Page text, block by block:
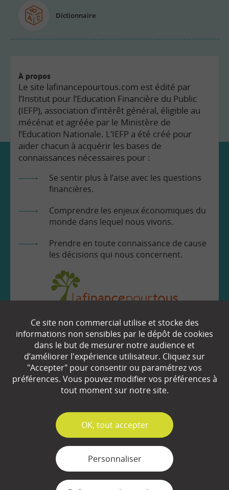
Dictionnaire
À propos
Le site lafinancepourtous.com est édité par
l’Institut pour l’Education Financière du Public
(IEFP), association d’intérêt général, éligible au
mécénat et agréée par le Ministère de
l’Education Nationale. L’IEFP a été créé pour
aider chacun à acquérir les bases de
connaissances nécessaires pour :
Se sentir plus à l’aise avec les questions
financières.
Comprendre les enjeux économiques du
monde dans lequel nous vivons.
Prendre en toute connaissance de cause
les décisions qui nous concernent.
EN SAVOIR
Qui sommes-nous ?
Partenaires
Plan du site
Mentions légales
Ce site non commercial utilise et stocke des
informations non sensibles par le dépôt de cookies
dans le but de mesurer notre audience et
d’améliorer l'expérience utilisateur. Cliquez sur
"Accepter" pour consentir ou paramétrez vos
préférences. Vous pouvez modifier vos préférences à
tout moment sur notre site.
✓
OK, tout accepter
Personnaliser